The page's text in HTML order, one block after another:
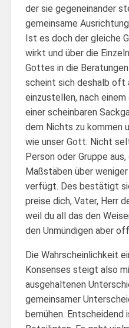
der sie gegeneinander
gemeinsame
Ist es doch der gleiche
wirkt und über die
Gottes in die
scheint sich deshalb oft
einzustellen, nach
einer scheinbaren
dem Nichts zu kommen
wie unser Gott. Nicht
Person oder Gruppe
Maßstäben über
verfügt. Des bestätigt
preise dich, Vater, Herr
weil du all das den
den Unmündigen aber
Die Wahrscheinlichkeit
Konsenses steigt also
ausgehaltenen
gemeinsamer
bemühen. Entscheidend